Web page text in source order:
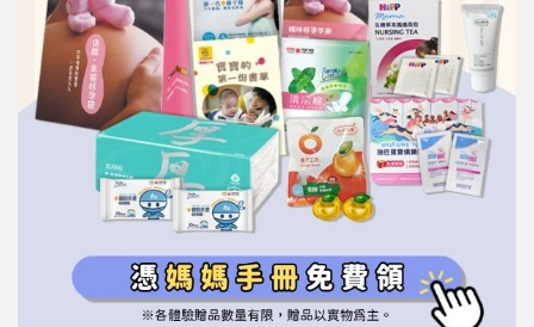
信誼基金會
2022信誼年度報告
2023信誼年度報告
附設幼兒園
小袋鼠幼師網